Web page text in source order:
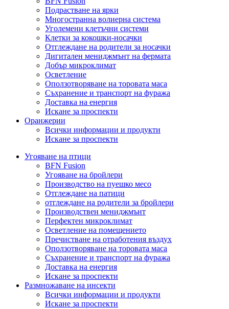
Подрастване на ярки
Многостранна волиерна система
Уголемени клетъчни системи
Клетки за кокошки-носачки
Отглеждане на родители за носачки
Дигитален мениджмънт на фермата
Добър микроклимат
Осветление
Оползотворяване на торовата маса
Съхранение и транспорт на фуража
Доставка на енергия
Искане за проспекти
Оранжерии
Всички информации и продукти
Искане за проспекти
Угояване на птици
BFN Fusion
Угояване на бройлери
Производство на пуешко месо
Отглеждане на патици
отглеждане на родители за бройлери
Производствен мениджмънт
Перфектен микроклимат
Осветление на помещението
Пречистване на отработения въздух
Оползотворяване на торовата маса
Съхранение и транспорт на фуража
Доставка на енергия
Искане за проспекти
Размножаване на инсекти
Всички информации и продукти
Искане за проспекти